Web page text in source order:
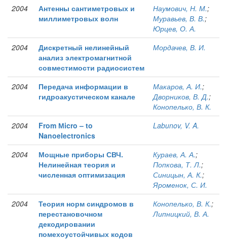
2004
Антенны сантиметровых и
миллиметровых волн
Наумович, Н. М.;
Муравьев, В. В.;
Юрцев, О. А.
2004
Дискретный нелинейный
анализ электромагнитной
совместимости радиосистем
Мордачев, В. И.
2004
Передача информации в
гидроакустическом канале
Макаров, А. И.;
Дворников, В. Д.;
Конопелько, В. К.
2004
From Мicro – to
Nanoelectronics
Labunov, V. A.
2004
Мощные приборы СВЧ.
Нелинейная теория и
численная оптимизация
Кураев, А. А.;
Попкова, Т. Л.;
Синицын, А. К.;
Яроменок, С. И.
2004
Теория норм синдромов в
перестановочном
декодировании
помехоустойчивых кодов
Конопелько, В. К.;
Липницкий, В. А.